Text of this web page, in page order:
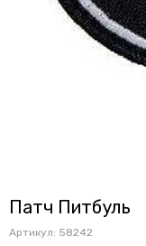
Патч Питбуль
Артикул: 58242